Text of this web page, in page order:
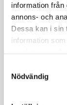
information från
annons- och
Dessa kan i sin
information
Nödvändig
Kontakta
Storlek:
Mekanik :
Pedaler: